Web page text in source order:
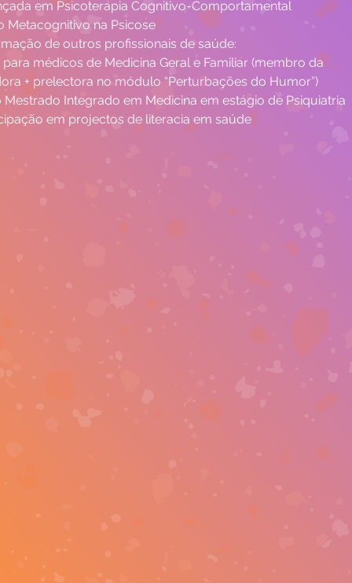
em Psicoterapia Cognitivo-Comportamental
Metacognitivo na Psicose
de outros profissionais de saúde:
médicos de Medicina Geral e Familiar (membro da
+ prelectora no módulo “Perturbações do Humor”)
Integrado em Medicina em estágio de Psiquiatria
em projectos de literacia em saúde